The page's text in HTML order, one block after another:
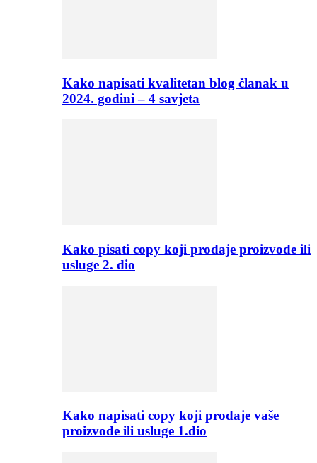
Kako napisati kvalitetan blog članak u
2024. godini – 4 savjeta
Kako pisati copy koji prodaje proizvode ili
usluge 2. dio
Kako napisati copy koji prodaje vaše
proizvode ili usluge 1.dio